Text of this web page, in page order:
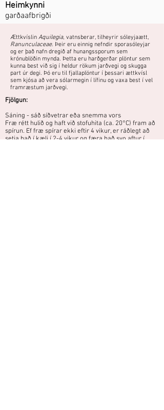
Heimkynni
garðaafbrigði
Ættkvíslin Aquilegia, vatnsberar, tilheyrir sóleyjaætt,
Ranunculaceae. Þeir eru einnig nefndir sporasóleyjar
og er það nafn dregið af hunangssporum sem
krónublöðin mynda. Þetta eru harðgerðar plöntur sem
kunna best við sig í heldur rökum jarðvegi og skugga
part úr degi. Þó eru til fjallaplöntur í þessari ættkvísl
sem kjósa að vera sólarmegin í lífinu og vaxa best í vel
framræstum jarðvegi.
Fjölgun:
Sáning - sáð síðvetrar eða snemma vors
Fræ rétt hulið og haft við stofuhita (ca. 20°C) fram að
spírun. Ef fræ spírar ekki eftir 4 vikur, er ráðlegt að
setja það í kæli í 2-4 vikur og færa það svo aftur í